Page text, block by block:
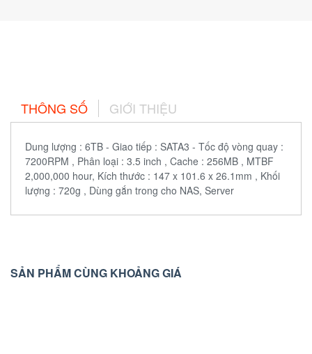
THÔNG SỐ GIỚI THIỆU
Dung lượng : 6TB - Giao tiếp : SATA3 - Tốc độ vòng quay :
7200RPM , Phân loại : 3.5 inch , Cache : 256MB , MTBF
2,000,000 hour, Kích thước : 147 x 101.6 x 26.1mm , Khối
lượng : 720g , Dùng gắn trong cho NAS, Server
SẢN PHẨM CÙNG KHOẢNG GIÁ